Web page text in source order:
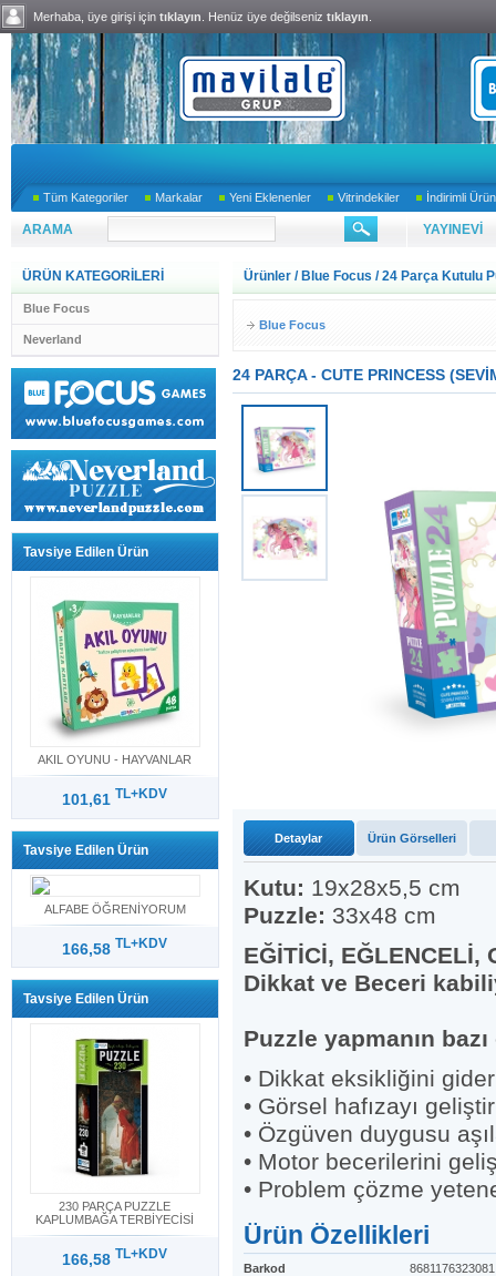
Merhaba, üye girişi için tıklayın . Henüz üye değilseniz tıklayın
Tüm Kategoriler Markalar Yeni Eklenenler Vitrindekiler İndirimli
ARAMA YAYINEVİ
ÜRÜN KATEGORİLERİ
Blue Focus
Neverland
Tavsiye Edilen Ürün
AKIL OYUNU - HAYVANLAR
101,61 TL+KDV
Tavsiye Edilen Ürün
ALFABE ÖĞRENİYORUM
166,58 TL+KDV
Tavsiye Edilen Ürün
230 PARÇA PUZZLE
KAPLUMBAĞA TERBİYECİSİ
166,58 TL+KDV
Ürünler / Blue Focus /24 Parça Kutulu
Blue Focus
24 PARÇA - CUTE PRINCESS
Detaylar Ürün Görselleri
Kutu: 19x28x5,5 cm
Puzzle: 33x48 cm
EĞİTİCİ, EĞLENCELİ,
Dikkat ve Beceri
Puzzle yapmanın
• Dikkat eksikliğini
• Görsel hafızayı
• Özgüven duygusu
• Motor becerilerini
• Problem çözme
Ürün Özellikleri
Barkod 8681176323081